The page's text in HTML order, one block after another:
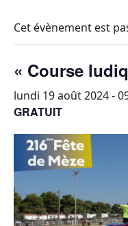
Cet évènement est
« Course
lundi 19 août 2024 -
GRATUIT